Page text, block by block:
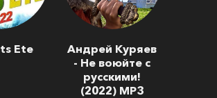
Ete
Андрей Куряев
- Не воюйте с
русскими!
(2022) MP3